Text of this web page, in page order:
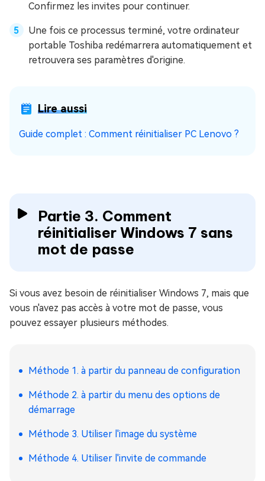
Confirmez les invites pour continuer.
Une fois ce processus terminé, votre ordinateur
portable Toshiba redémarrera automatiquement et
retrouvera ses paramètres d'origine.
Lire aussi
Guide complet : Comment réinitialiser PC Lenovo ?
Partie 3. Comment
réinitialiser Windows 7 sans
mot de passe
Si vous avez besoin de réinitialiser Windows 7, mais que
vous n'avez pas accès à votre mot de passe, vous
pouvez essayer plusieurs méthodes.
Méthode 1. à partir du panneau de configuration
Méthode 2. à partir du menu des options de
démarrage
Méthode 3. Utiliser l'image du système
Méthode 4. Utiliser l'invite de commande